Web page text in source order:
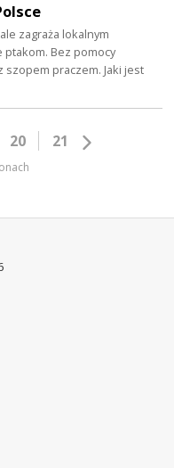
zagraża lokalnym
ptakom. Bez pomocy
praczem. Jaki jest
20 21